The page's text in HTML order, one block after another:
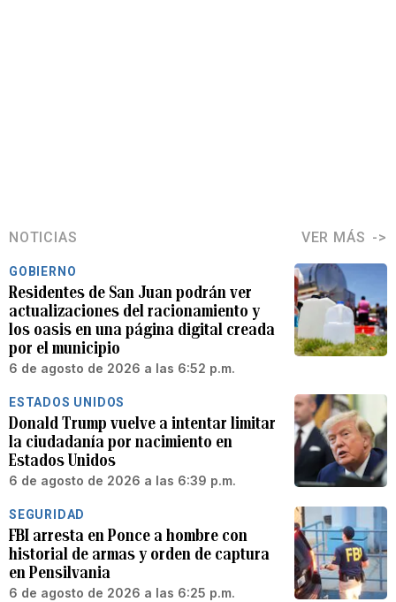
NOTICIAS VER MÁS
GOBIERNO
Residentes de San Juan podrán ver
actualizaciones del racionamiento y
los oasis en una página digital creada
por el municipio
6 de agosto de 2026 a las 6:52 p.m.
ESTADOS UNIDOS
Donald Trump vuelve a intentar limitar
la ciudadanía por nacimiento en
Estados Unidos
6 de agosto de 2026 a las 6:39 p.m.
SEGURIDAD
FBI arresta en Ponce a hombre con
historial de armas y orden de captura
en Pensilvania
6 de agosto de 2026 a las 6:25 p.m.